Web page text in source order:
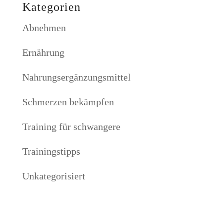
Kategorien
Abnehmen
Ernährung
Nahrungsergänzungsmittel
Schmerzen bekämpfen
Training für schwangere
Trainingstipps
Unkategorisiert